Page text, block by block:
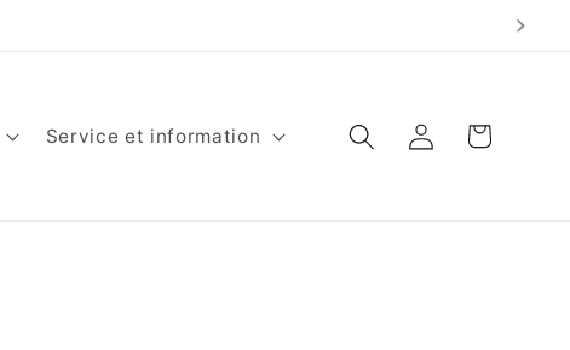
Service et information ConnexionPanier